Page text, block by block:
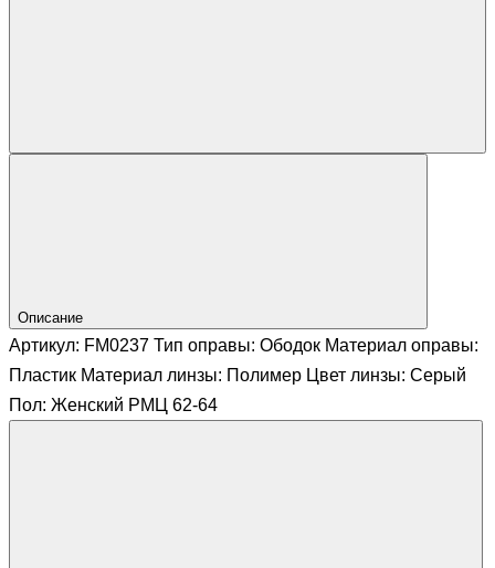
Описание
Артикул: FM0237 Тип оправы: Ободок Материал оправы:
Пластик Материал линзы: Полимер Цвет линзы: Серый
Пол: Женский РМЦ 62-64